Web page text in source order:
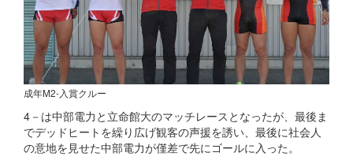
成年M2-入賞クルー
4－は中部電力と立命館大のマッチレースとなったが、最後ま
でデッドヒートを繰り広げ観客の声援を誘い、最後に社会人
の意地を見せた中部電力が僅差で先にゴールに入った。